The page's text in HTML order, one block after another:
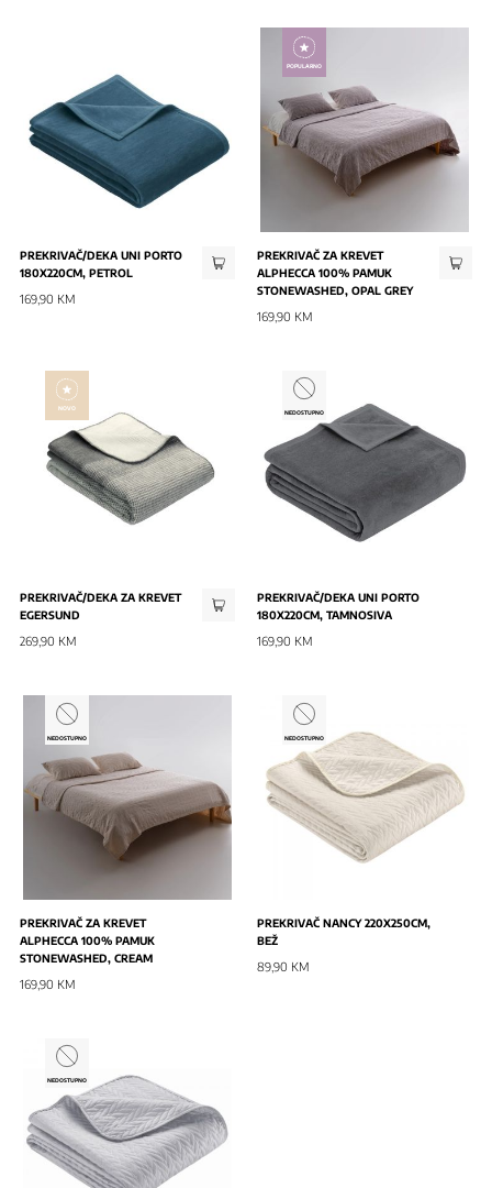
PREKRIVAČ/DEKA UNI PORTO
180X220CM, PETROL
169,90 KM
POPULARNO
PREKRIVAČ ZA KREVET
ALPHECCA 100% PAMUK
STONEWASHED, OPAL GREY
169,90 KM
NOVO
PREKRIVAČ/DEKA ZA KREVET
EGERSUND
269,90 KM
NEDOSTUPNO
PREKRIVAČ/DEKA UNI PORTO
180X220CM, TAMNOSIVA
169,90 KM
NEDOSTUPNO
PREKRIVAČ ZA KREVET
ALPHECCA 100% PAMUK
STONEWASHED, CREAM
169,90 KM
NEDOSTUPNO
PREKRIVAČ NANCY 220X250CM,
BEŽ
89,90 KM
NEDOSTUPNO